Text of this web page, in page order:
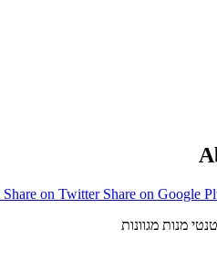
Share on Twitter Share on Google
מנות מגוונות